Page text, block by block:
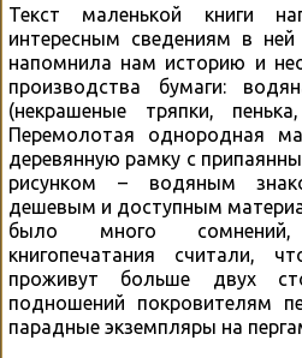
Текст маленькой книги
интересным сведениям в
напомнила нам историю и
производства бумаги:
(некрашеные тряпки,
Перемолотая однородная
деревянную рамку с
рисунком – водяным
дешевым и доступным
было много
книгопечатания считали,
проживут больше двух
подношений покровителям
парадные экземпляры на